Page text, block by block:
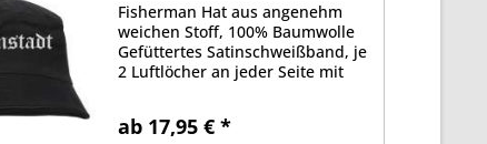
Fisherman Hat aus angenehm
weichen Stoff, 100% Baumwolle
Gefüttertes Satinschweißband, je
2 Luftlöcher an jeder Seite mit
S/M (ca. 56cm Kopfumfang) oder
ab 17,95 € *